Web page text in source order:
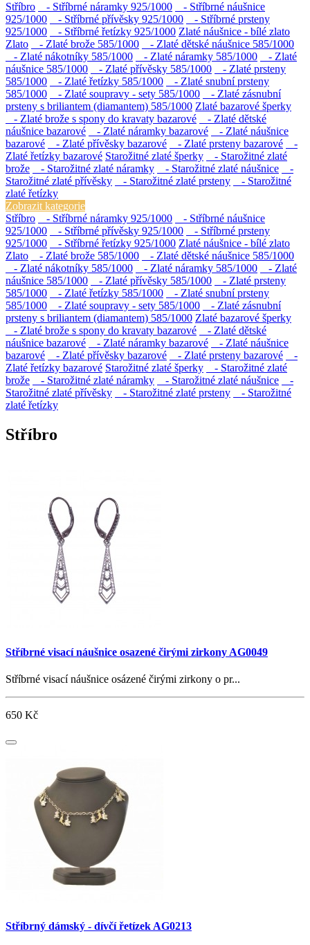
Stříbro - Stříbrné náramky 925/1000
- Stříbrné náušnice
925/1000
- Stříbrné přívěsky 925/1000
- Stříbrné prsteny
925/1000
- Stříbrné řetízky 925/1000 Zlaté náušnice - bílé zlato
Zlato
- Zlaté brože 585/1000
- Zlaté dětské náušnice 585/1000
- Zlaté nákotníky 585/1000
- Zlaté náramky 585/1000
- Zlaté
náušnice 585/1000
- Zlaté přívěsky 585/1000
- Zlaté prsteny
585/1000
- Zlaté řetízky 585/1000
- Zlaté snubní prsteny
585/1000
- Zlaté soupravy - sety 585/1000
- Zlaté zásnubní
prsteny s briliantem (diamantem) 585/1000 Zlaté bazarové šperky
- Zlaté brože s spony do kravaty bazarové
- Zlaté dětské
náušnice bazarové
- Zlaté náramky bazarové
- Zlaté náušnice
bazarové
- Zlaté přívěsky bazarové - Zlaté prsteny bazarové
-
Zlaté řetízky bazarové Starožitné zlaté šperky
- Starožitné zlaté
brože
- Starožitné zlaté náramky - Starožitné zlaté náušnice
-
Starožitné zlaté přívěsky
- Starožitné zlaté prsteny
- Starožitné
zlaté řetízky
Zobrazit kategorie
Stříbro
- Stříbrné náramky 925/1000
- Stříbrné náušnice
925/1000
- Stříbrné přívěsky 925/1000
- Stříbrné prsteny
925/1000
- Stříbrné řetízky 925/1000 Zlaté náušnice - bílé zlato
Zlato
- Zlaté brože 585/1000
- Zlaté dětské náušnice 585/1000
- Zlaté nákotníky 585/1000
- Zlaté náramky 585/1000
- Zlaté
náušnice 585/1000
- Zlaté přívěsky 585/1000
- Zlaté prsteny
585/1000
- Zlaté řetízky 585/1000
- Zlaté snubní prsteny
585/1000
- Zlaté soupravy - sety 585/1000
- Zlaté zásnubní
prsteny s briliantem (diamantem) 585/1000 Zlaté bazarové šperky
- Zlaté brože s spony do kravaty bazarové
- Zlaté dětské
náušnice bazarové
- Zlaté náramky bazarové
- Zlaté náušnice
bazarové
- Zlaté přívěsky bazarové - Zlaté prsteny bazarové
-
Zlaté řetízky bazarové Starožitné zlaté šperky
- Starožitné zlaté
brože
- Starožitné zlaté náramky - Starožitné zlaté náušnice
-
Starožitné zlaté přívěsky
- Starožitné zlaté prsteny
- Starožitné
zlaté řetízky
Stříbro
Stříbrné visací náušnice osazené čirými zirkony AG0049
Stříbrné visací náušnice osázené čirými zirkony o pr...
650 Kč
Stříbrný dámský - dívčí řetízek AG0213